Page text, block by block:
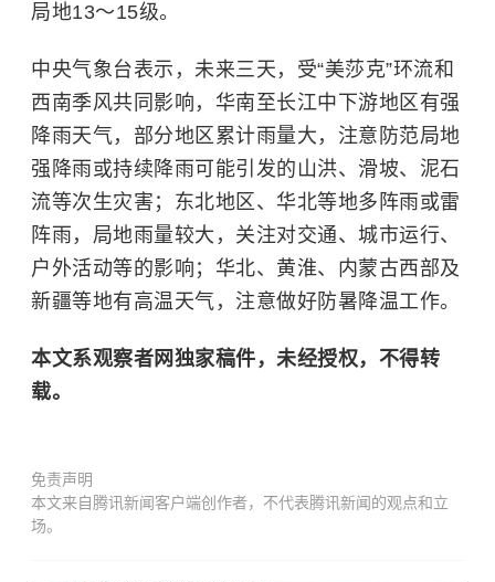
局地13～15级。
中央气象台表示，未来三天，受“美莎克”环流和
西南季风共同影响，华南至长江中下游地区有强
降雨天气，部分地区累计雨量大，注意防范局地
强降雨或持续降雨可能引发的山洪、滑坡、泥石
流等次生灾害；东北地区、华北等地多阵雨或雷
阵雨，局地雨量较大，关注对交通、城市运行、
户外活动等的影响；华北、黄淮、内蒙古西部及
新疆等地有高温天气，注意做好防暑降温工作。
本文系观察者网独家稿件，未经授权，不得转
载。
免责声明
本文来自腾讯新闻客户端创作者，不代表腾讯新闻的观点和立
场。